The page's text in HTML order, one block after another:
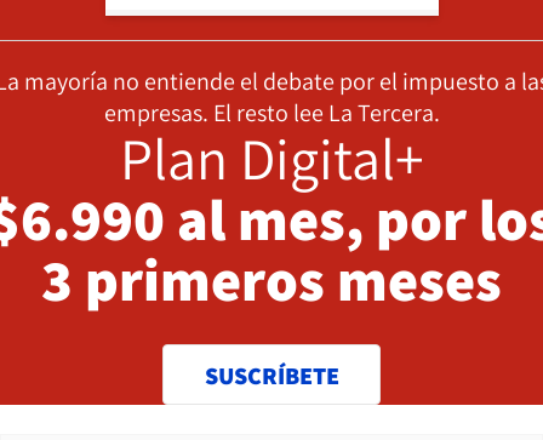
mayoría no entiende el debate por el impuesto a
empresas. El resto lee La Tercera.
Plan Digital+
al mes, por
3 primeros meses
SUSCRÍBETE